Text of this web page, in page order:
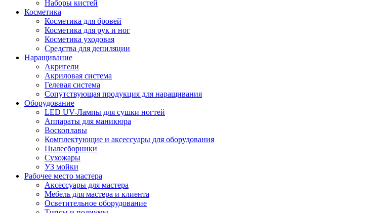
Наборы кистей
Косметика
Косметика для бровей
Косметика для рук и ног
Косметика уходовая
Средства для депиляции
Наращивание
Акригели
Акриловая система
Гелевая система
Сопутствующая продукция для наращивания
Оборудование
LED UV-Лампы для сушки ногтей
Аппараты для маникюра
Воскоплавы
Комплектующие и аксессуары для оборудования
Пылесборники
Сухожары
УЗ мойки
Рабочее место мастера
Аксессуары для мастера
Мебель для мастера и клиента
Осветительное оборудование